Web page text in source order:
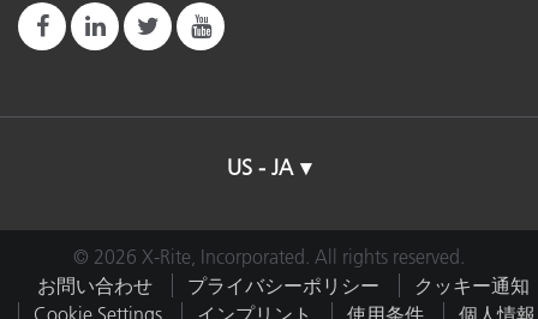
US - JA
© 2026 X-Rite, Incorporated. All rights reserved.
お問い合わせ
プライバシーポリシー
クッキー通知
Cookie Settings
インプリント 使用条件 個人情報